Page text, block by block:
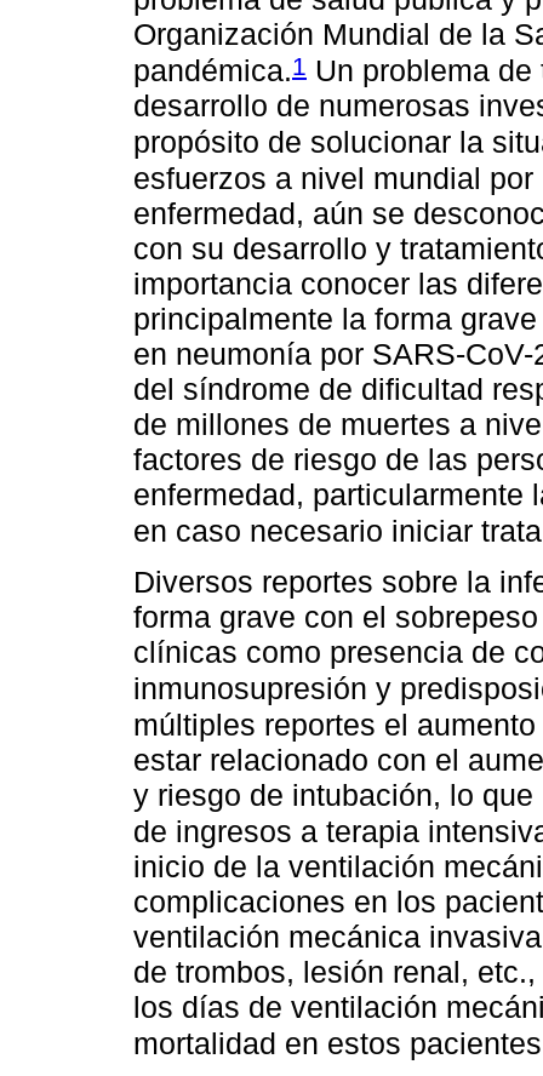
Organización Mundial de la
pandémica.1 Un problema
desarrollo de numerosas
propósito de solucionar la
esfuerzos a nivel mundial
enfermedad, aún se
con su desarrollo y
importancia conocer las
principalmente la forma
en neumonía por SARS-
del síndrome de dificultad
de millones de muertes a
factores de riesgo de las
enfermedad, particularmente
en caso necesario iniciar
Diversos reportes sobre la
forma grave con el
clínicas como presencia de
inmunosupresión y
múltiples reportes el
estar relacionado con el
y riesgo de intubación, lo
de ingresos a terapia
inicio de la ventilación
complicaciones en los
ventilación mecánica
de trombos, lesión renal,
los días de ventilación
mortalidad en estos